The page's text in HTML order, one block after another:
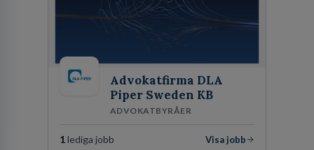
Advokatfirma DLA
Piper Sweden KB
ADVOKATBYRÅER
1 lediga jobb
Visa jobb